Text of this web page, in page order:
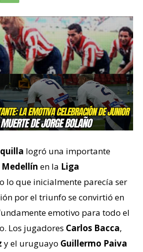
logró una importante
Medellín en la Liga
lo que inicialmente parecía ser
por el triunfo se convirtió en
emotivo para todo el
Los jugadores Carlos Bacca,
y el uruguayo Guillermo Paiva